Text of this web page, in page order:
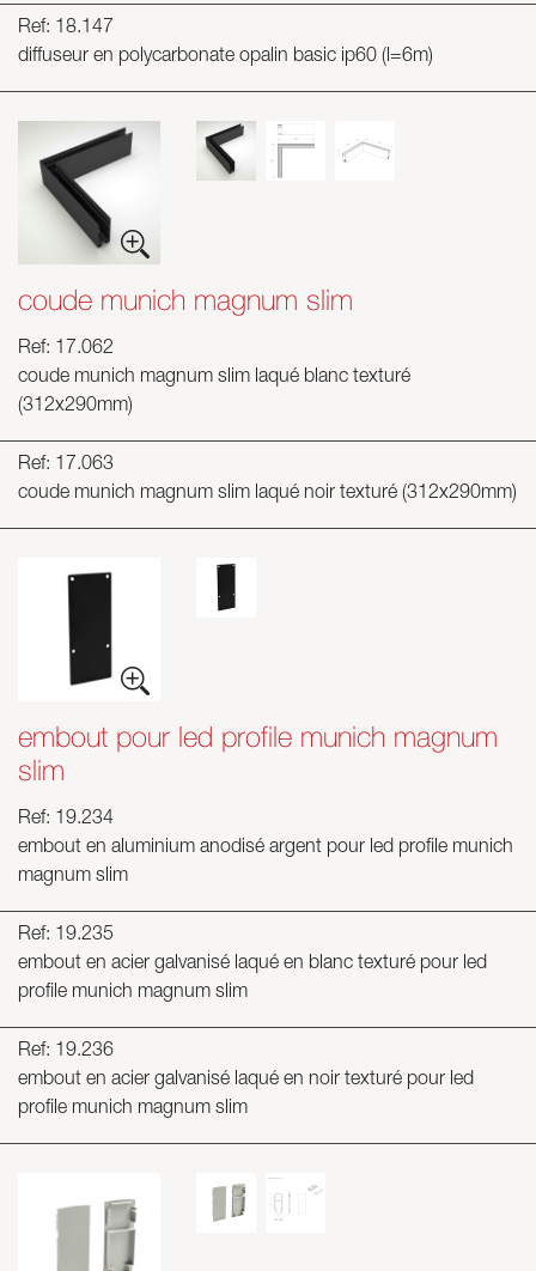
Ref: 18.147
diffuseur en polycarbonate opalin basic ip60 (l=6m)
coude munich magnum slim
Ref: 17.062
coude munich magnum slim laqué blanc texturé
(312x290mm)
Ref: 17.063
coude munich magnum slim laqué noir texturé (312x290mm)
embout pour led profile munich magnum
slim
Ref: 19.234
embout en aluminium anodisé argent pour led profile munich
magnum slim
Ref: 19.235
embout en acier galvanisé laqué en blanc texturé pour led
profile munich magnum slim
Ref: 19.236
embout en acier galvanisé laqué en noir texturé pour led
profile munich magnum slim